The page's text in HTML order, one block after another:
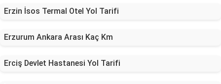
Erzin İsos Termal Otel Yol Tarifi
Erzurum Ankara Arası Kaç Km
Erciş Devlet Hastanesi Yol Tarifi